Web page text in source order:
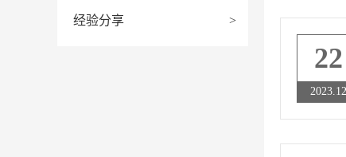
经验分享 >
22
2023.12